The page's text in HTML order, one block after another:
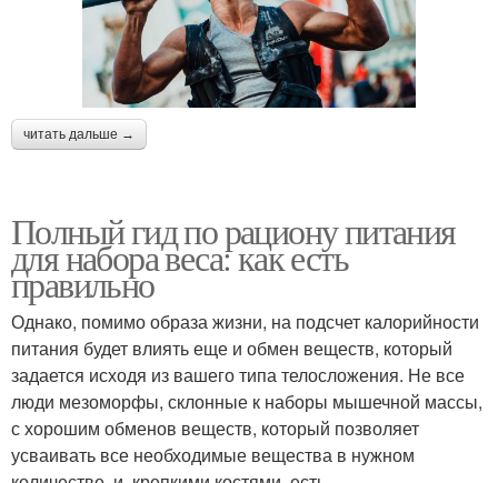
читать дальше →
Полный гид по рациону питания
для набора веса: как есть
правильно
Однако, помимо образа жизни, на подсчет калорийности
питания будет влиять еще и обмен веществ, который
задается исходя из вашего типа телосложения. Не все
люди мезоморфы, склонные к наборы мышечной массы,
с хорошим обменов веществ, который позволяет
усваивать все необходимые вещества в нужном